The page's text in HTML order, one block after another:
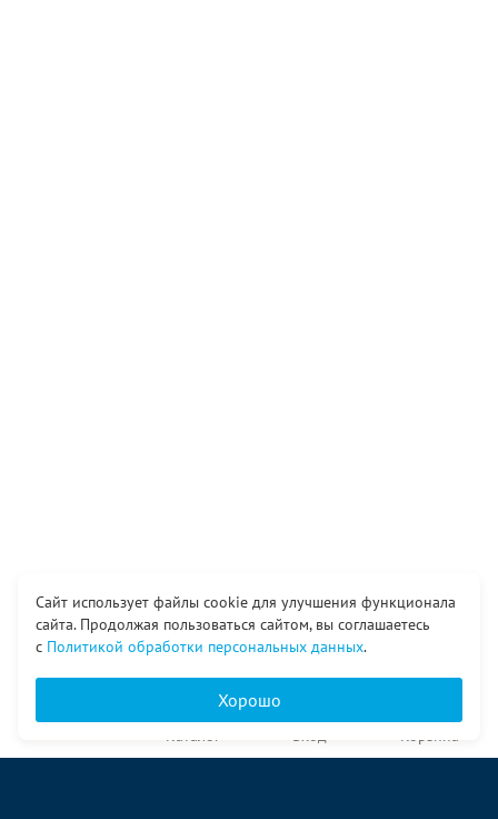
Сайт использует файлы cookie для улучшения функционала
сайта. Продолжая пользоваться сайтом, вы соглашаетесь
с Политикой обработки персональных данных.
Хорошо